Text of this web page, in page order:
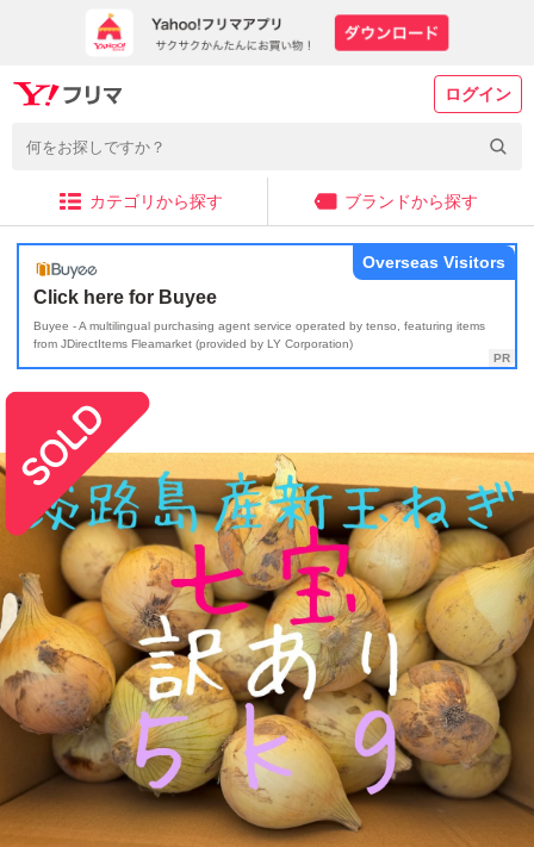
ログイン
カテゴリから探す ブランドから探す
Click here for Buyee
Buyee - A multilingual purchasing agent service operated by tenso, featuring items
from JDirectItems Fleamarket (provided by LY Corporation)
Overseas Visitors